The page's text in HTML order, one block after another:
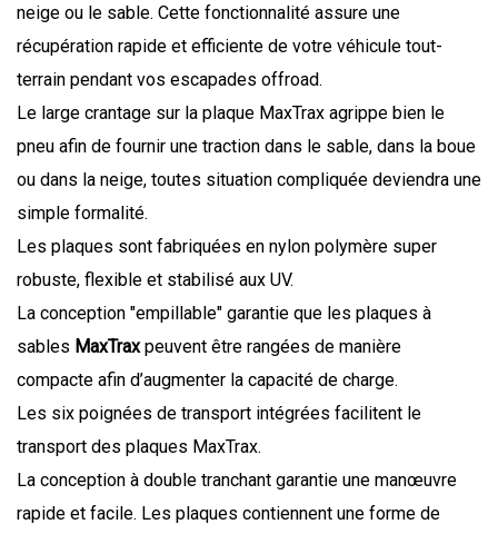
neige ou le sable. Cette fonctionnalité assure une
récupération rapide et efficiente de votre véhicule tout-
terrain pendant vos escapades offroad.
Le large crantage sur la plaque MaxTrax agrippe bien le
pneu afin de fournir une traction dans le sable, dans la boue
ou dans la neige, toutes situation compliquée deviendra une
simple formalité.
Les plaques sont fabriquées en nylon polymère super
robuste, flexible et stabilisé aux UV.
La conception "empillable" garantie que les plaques à
sables MaxTraxpeuvent être rangées de manière
compacte afin d’augmenter la capacité de charge.
Les six poignées de transport intégrées facilitent le
transport des plaques MaxTrax.
La conception à double tranchant garantie une manœuvre
rapide et facile. Les plaques contiennent une forme de